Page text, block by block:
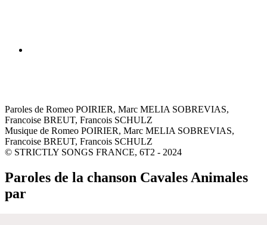
Paroles de Romeo POIRIER, Marc MELIA SOBREVIAS,
Francoise BREUT, Francois SCHULZ
Musique de Romeo POIRIER, Marc MELIA SOBREVIAS,
Francoise BREUT, Francois SCHULZ
© STRICTLY SONGS FRANCE, 6T2 - 2024
Paroles de la chanson Cavales Animales
par